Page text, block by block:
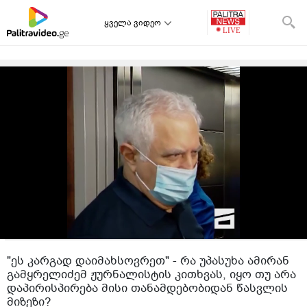
ყველა ვიდეო
"ეს კარგად დაიმახსოვრეთ" - რა უპასუხა ამირან
გამყრელიძემ ჟურნალისტის კითხვას, იყო თუ არა
დაპირისპირება მისი თანამდებობიდან წასვლის
მიზეზი?